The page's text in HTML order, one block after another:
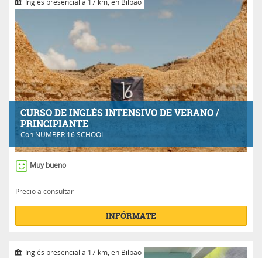
CURSO DE INGLÉS INTENSIVO DE VERANO /
PRINCIPIANTE
Con NUMBER 16 SCHOOL
Muy bueno
Precio a consultar
INFÓRMATE
Inglés presencial a 17 km, en Bilbao